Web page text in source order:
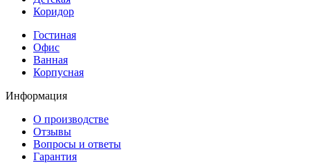
Коридор
Гостиная
Офис
Ванная
Корпусная
Информация
О производстве
Отзывы
Вопросы и ответы
Гарантия